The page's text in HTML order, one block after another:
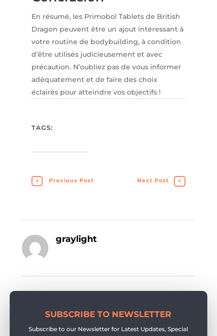
En résumé, les Primobol Tablets de British
Dragon peuvent être un ajout intéressant à
votre routine de bodybuilding, à condition
d’être utilisés judicieusement et avec
précaution. N’oubliez pas de vous informer
adéquatement et de faire des choix
éclairés pour atteindre vos objectifs !
TAGS:
← Previous Post Next Post →
graylight
SUBSCRIBE TO NEWSLETTER
Subscribe to our Newsletter for Latest Updates, Special